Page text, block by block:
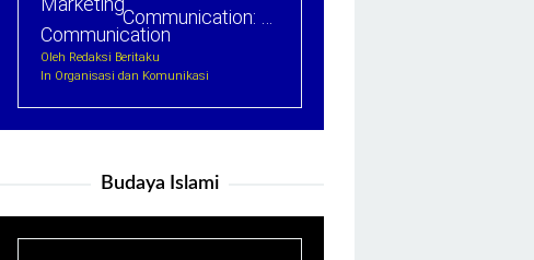
Communication: …
Oleh Redaksi Beritaku
In Organisasi dan Komunikasi
Budaya Islami